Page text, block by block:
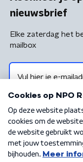
nieuwsbrief
Elke zaterdag het
mailbox
Algemene